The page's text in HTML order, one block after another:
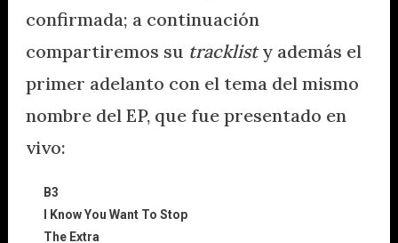
confirmada; a continuación
compartiremos su tracklisty además el
primer adelanto con el tema del mismo
nombre del EP, que fue presentado en
vivo:
B3
I Know You Want To Stop
The Extra